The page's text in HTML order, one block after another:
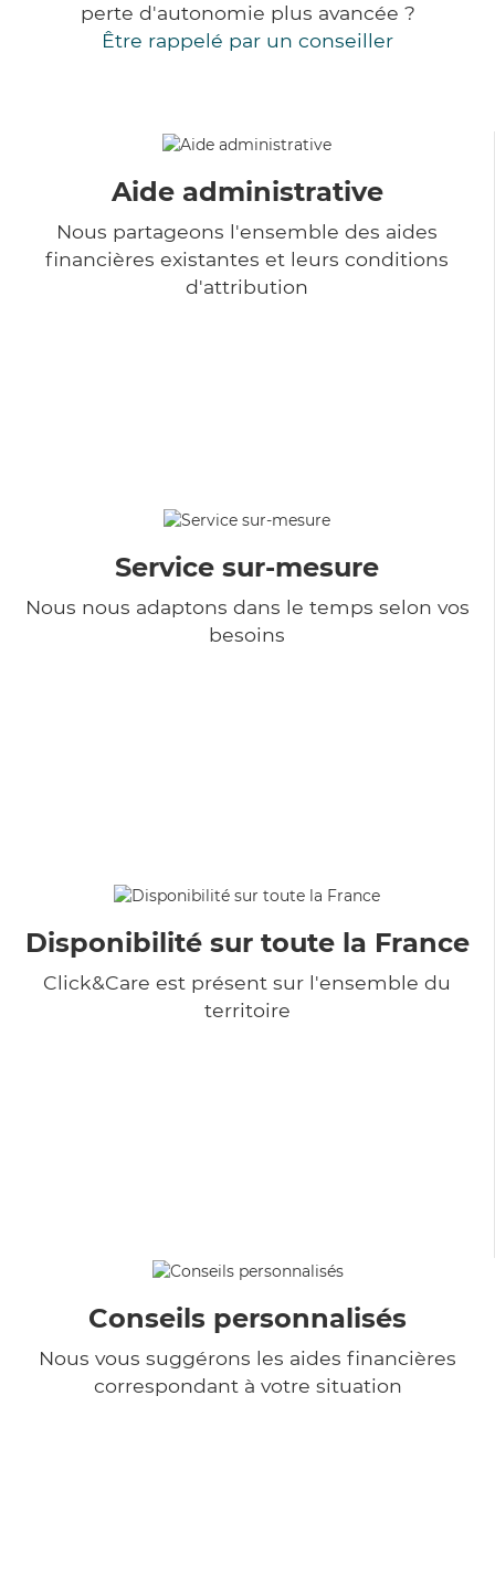
perte d'autonomie plus avancée ?
Être rappelé par un conseiller
Aide administrative
Nous partageons l'ensemble des aides
financières existantes et leurs conditions
d'attribution
Service sur-mesure
Nous nous adaptons dans le temps selon vos
besoins
Disponibilité sur toute la France
Click&Care est présent sur l'ensemble du
territoire
Conseils personnalisés
Nous vous suggérons les aides financières
correspondant à votre situation